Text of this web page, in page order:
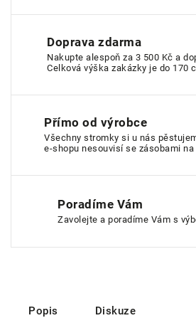
Doprava zdarma
Nakupte alespoň za 3 500 Kč a
Celková výška zakázky je do 170
Přímo od výrobce
Všechny stromky si u nás
e-shopu nesouvisí se zásobami
Poradíme Vám
Zavolejte a poradíme Vám s
Popis Diskuze